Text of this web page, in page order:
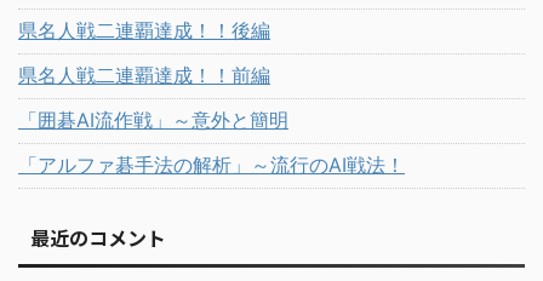
県名人戦二連覇達成！！後編
県名人戦二連覇達成！！前編
「囲碁AI流作戦」～意外と簡明
「アルファ碁手法の解析」～流行のAI戦法！
最近のコメント